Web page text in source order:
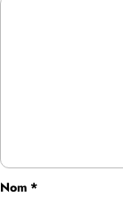
Nom *